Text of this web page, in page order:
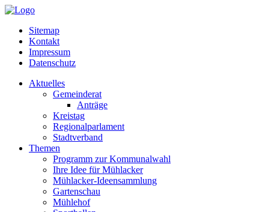
Sitemap
Kontakt
Impressum
Datenschutz
Aktuelles
Gemeinderat
Anträge
Kreistag
Regionalparlament
Stadtverband
Themen
Programm zur Kommunalwahl
Ihre Idee für Mühlacker
Mühlacker-Ideensammlung
Gartenschau
Mühlehof